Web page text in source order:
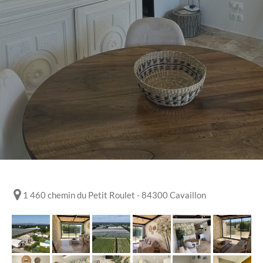
1 460 chemin du Petit Roulet - 84300 Cavaillon